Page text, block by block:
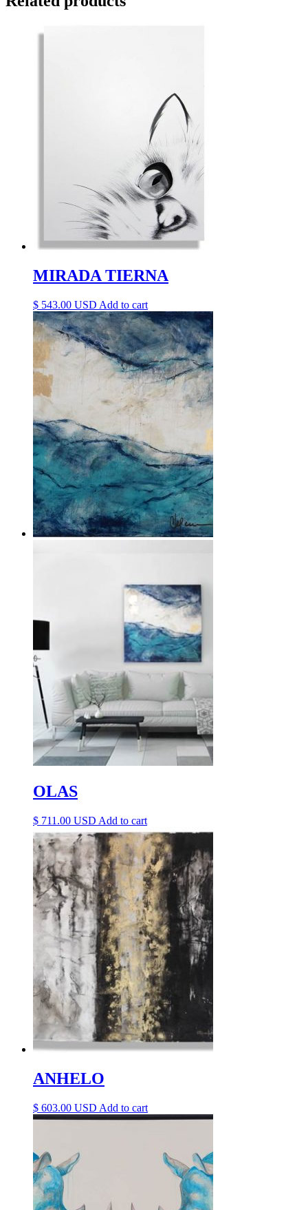
MIRADA TIERNA
$ 543.00 Add to cart
OLAS
$ 711.00 Add to cart
ANHELO
$ 603.00 Add to cart